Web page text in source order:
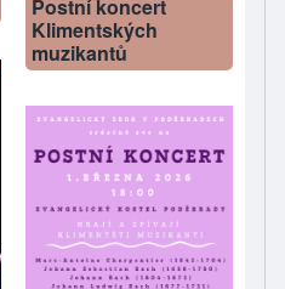
Postní koncert
Klimentských
muzikantů